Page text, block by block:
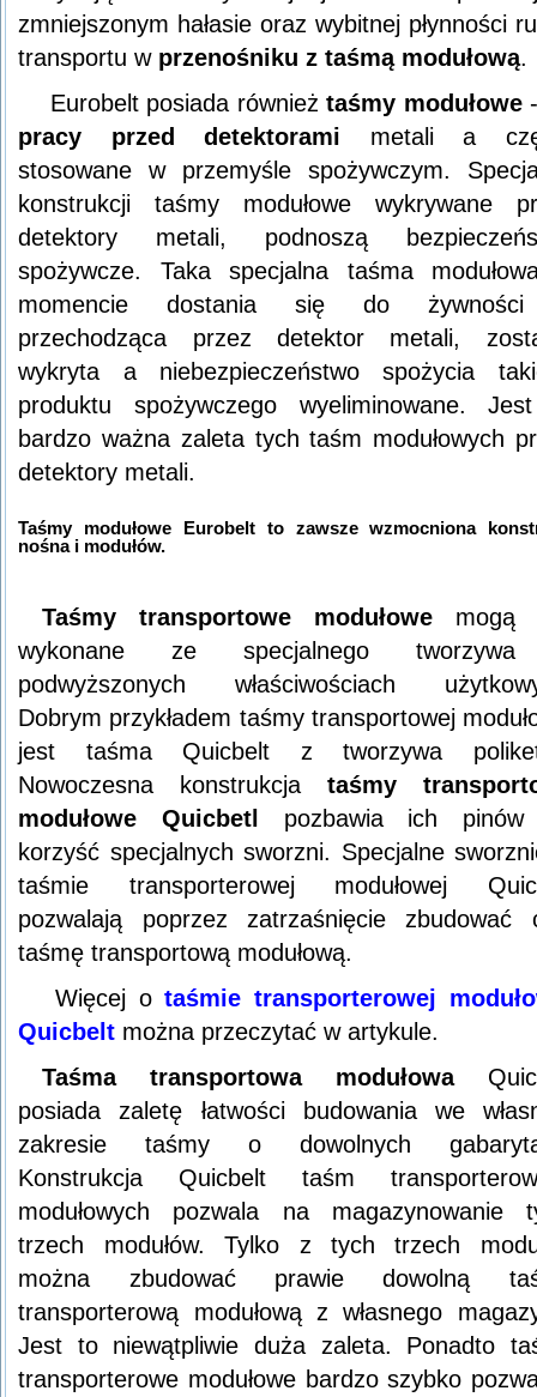
zmniejszonym hałasie oraz wybitnej płynności
transportu w przenośniku z taśmą modułową.
Eurobelt posiada równieżtaśmy modułowe
pracy przed detektorami metali a
stosowane w przemyśle spożywczym.
konstrukcji taśmy modułowe wykrywane
detektory metali, podnoszą
spożywcze. Taka specjalna taśma
momencie dostania się do
przechodząca przez detektor metali,
wykryta a niebezpieczeństwo spożycia
produktu spożywczego wyeliminowane.
bardzo ważna zaleta tych taśm modułowych
detektory metali.
Taśmy modułowe Eurobelt to zawsze wzmocniona
nośna i modułów.
Taśmy transportowe modułowe mogą
wykonane ze specjalnego
podwyższonych właściwościach
Dobrym przykładem taśmy transportowej
jest taśma Quicbelt z tworzywa
Nowoczesna konstrukcja taśmy
modułowe Quicbetl
pozbawia ich
korzyść specjalnych sworzni. Specjalne
taśmie transporterowej modułowej
pozwalają poprzez zatrzaśnięcie zbudować
taśmę transportową modułową.
Więcej otaśmie transporterowej
Quicbelt można przeczytać w artykule.
Taśma transportowa modułowa
posiada zaletę łatwości budowania we
zakresie taśmy o dowolnych
Konstrukcja Quicbelt taśm
modułowych pozwala na magazynowanie
trzech modułów. Tylko z tych trzech
można zbudować prawie dowolną
transporterową modułową z własnego
Jest to niewątpliwie duża zaleta. Ponadto
transporterowe modułowe bardzo szybko